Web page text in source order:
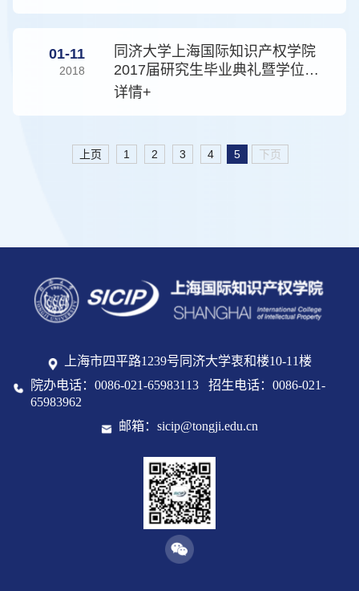
01-11
2018
同济大学上海国际知识产权学院
2017届研究生毕业典礼暨学位授
予仪式举行
详情+
上页 1 2 3 4 5 下页
上海市四平路1239号同济大学衷和楼10-11楼
院办电话：0086-021-65983113 招生电话：0086-021-
65983962
邮箱：sicip@tongji.edu.cn